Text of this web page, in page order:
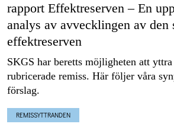
rapport Effektreserven – En
analys av avvecklingen av den
effektreserven
SKGS har beretts möjligheten att
rubricerade remiss. Här följer våra
förslag.
REMISSYTTRANDEN